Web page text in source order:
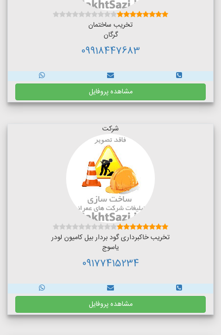
تخریب ساختمان
گرگان
09918447683
مشاهده پروفایل
شرکت
تخریب خاکبرداری گود بردار بیل کامیون لودر
یاسوج
09177415234
مشاهده پروفایل